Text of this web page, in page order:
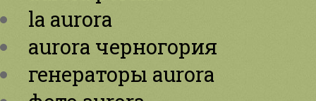
la aurora
aurora черногория
генераторы aurora